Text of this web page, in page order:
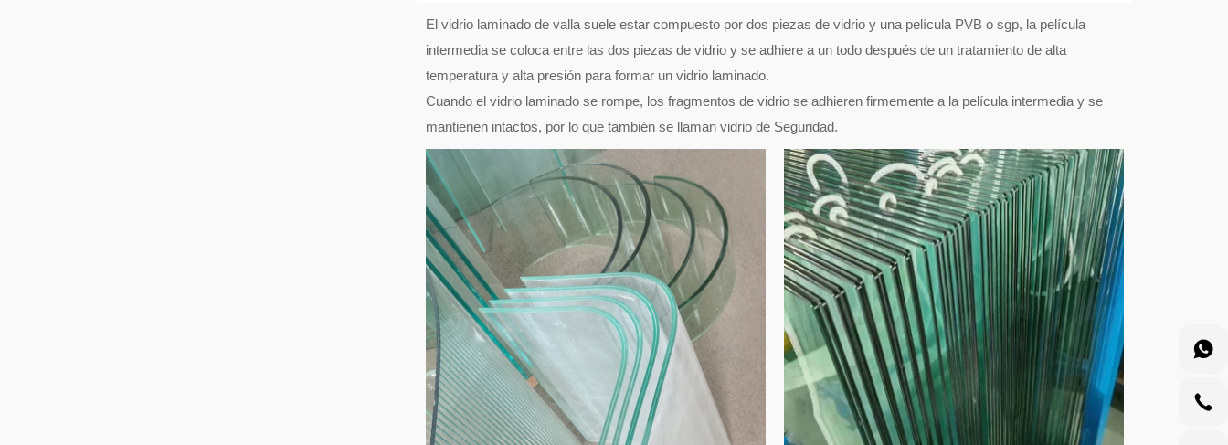
El vidrio laminado de valla suele estar compuesto por dos piezas de vidrio y una película PVB o sgp, la película
intermedia se coloca entre las dos piezas de vidrio y se adhiere a un todo después de un tratamiento de alta
temperatura y alta presión para formar un vidrio laminado.
Cuando el vidrio laminado se rompe, los fragmentos de vidrio se adhieren firmemente a la película intermedia y se
mantienen intactos, por lo que también se llaman vidrio de Seguridad.